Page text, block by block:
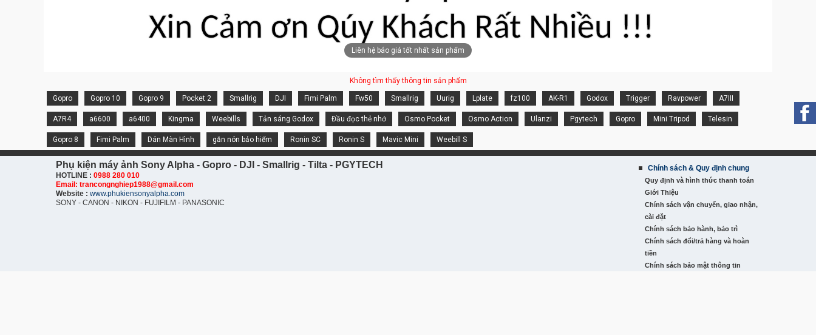
Liên hệ báo giá tốt nhất sản phẩm
Không tìm thấy thông tin sản phẩm
Gopro Gopro 10 Gopro 9 Pocket 2 Smallrig DJI Fimi Palm Fw50 Smallrig Uurig Lplate fz100 AK-R1 Godox Trigger Ravpower A7III
A7R4 a6600 a6400 Kingma Weebills Tản sáng Godox Đầu đọc thẻ nhớ Osmo Pocket Osmo Action Ulanzi Pgytech Gopro Mini Tripod Telesin
Gopro 8 Fimi Palm Dán Màn Hình gắn nón bảo hiểm Ronin SC Ronin S Mavic Mini Weebill S
Phụ kiện máy ảnh Sony Alpha - Gopro - DJI - Smallrig - Tilta - PGYTECH
HOTLINE : 0988 280 010
Email: trancongnghiep1988@gmail.com
Website : www.phukiensonyalpha.com
SONY - CANON - NIKON - FUJIFILM - PANASONIC
Chính sách & Quy định chung
Quy định và hình thức thanh toán
Giới Thiệu
Chính sách vận chuyển, giao nhận,
cài đặt
Chính sách bảo hành, bảo trì
Chính sách đổi/trả hàng và hoàn
tiền
Chính sách bảo mật thông tin